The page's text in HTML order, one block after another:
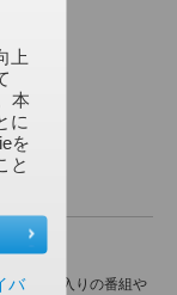
お気に入りの番組や
上
本
に
を
と
バ